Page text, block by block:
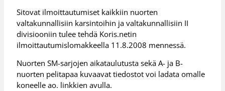
Sitovat ilmoittautumiset kaikkiin nuorten
valtakunnallisiin karsintoihin ja valtakunnallisiin II
divisiooniin tulee tehdä Koris.netin
ilmoittautumislomakkeella 11.8.2008 mennessä.
Nuorten SM-sarjojen aikataulutusta sekä A- ja B-
nuorten pelitapaa kuvaavat tiedostot voi ladata omalle
koneelle ao. linkkien avulla.